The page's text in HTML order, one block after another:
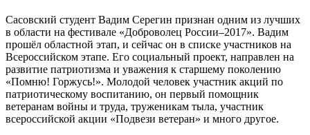
Сасовский студент Вадим Серегин признан одним из лучших
в области на фестивале «Доброволец России–2017». Вадим
прошёл областной этап, и сейчас он в списке участников на
Всероссийском этапе. Его социальный проект, направлен на
развитие патриотизма и уважения к старшему поколению
«Помню! Горжусь!». Молодой человек участник акций по
патриотическому воспитанию, он первый помощник
ветеранам войны и труда, труженикам тыла, участник
всероссийской акции «Подвези ветеран» и много другое.